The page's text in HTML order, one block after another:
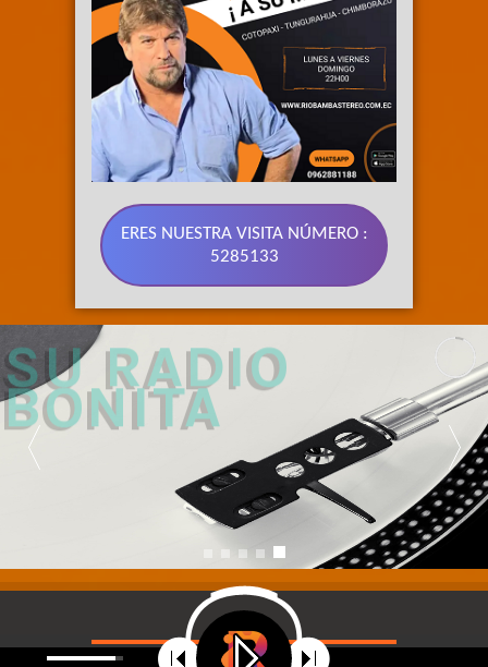
ERES NUESTRA VISITA NÚMERO :
5285133
89.3 FM
SU RADIO
BONITA